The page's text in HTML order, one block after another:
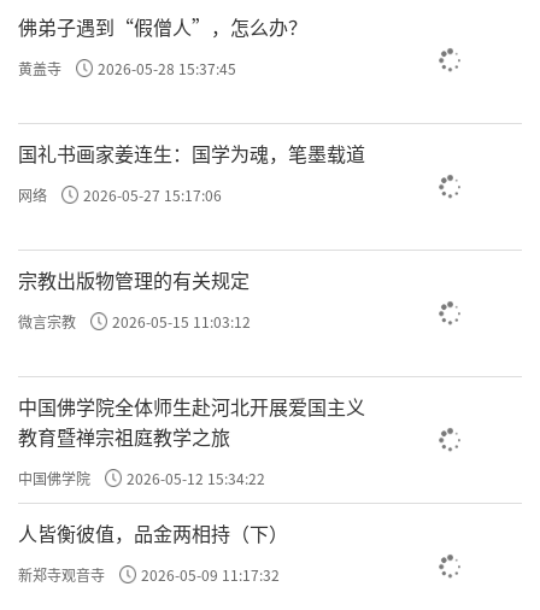
让它生根发芽的是，你的动机和情绪。你做这个事是什么发
心？所以中峰说，
。
许方勇解读《了凡四训》（一）
许方勇解读《了凡四训》（二）
许方勇解读《了凡四训》（四）
许方勇解读《了凡四训》（五）
许方勇解读《了凡四训》（六）
许方勇解读《了凡四训》（七）
许方勇解读《了凡四训》（八）
许方勇解读《了凡四训》（九）
佛弟子遇到“假僧人”，怎么办？
黄盖寺 2026-05-28 15:37:45
国礼书画家姜连生：国学为魂，笔墨载道
网络 2026-05-27 15:17:06
宗教出版物管理的有关规定
微言宗教 2026-05-15 11:03:12
中国佛学院全体师生赴河北开展爱国主义
教育暨禅宗祖庭教学之旅
中国佛学院 2026-05-12 15:34:22
人皆衡彼值，品金两相持（下）
新郑寺观音寺 2026-05-09 11:17:32